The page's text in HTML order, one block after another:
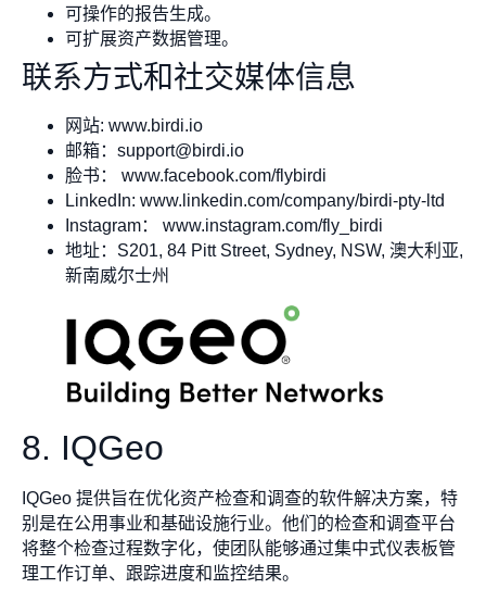
可操作的报告生成。
可扩展资产数据管理。
联系方式和社交媒体信息
网站: www.birdi.io
邮箱： support@birdi.io
脸书： www.facebook.com/flybirdi
LinkedIn: www.linkedin.com/company/birdi-pty-ltd
Instagram： www.instagram.com/fly_birdi
地址：S201, 84 Pitt Street, Sydney, NSW, 澳大利亚,
新南威尔士州
8. IQGeo
IQGeo 提供旨在优化资产检查和调查的软件解决方案，特
别是在公用事业和基础设施行业。他们的检查和调查平台
将整个检查过程数字化，使团队能够通过集中式仪表板管
理工作订单、跟踪进度和监控结果。